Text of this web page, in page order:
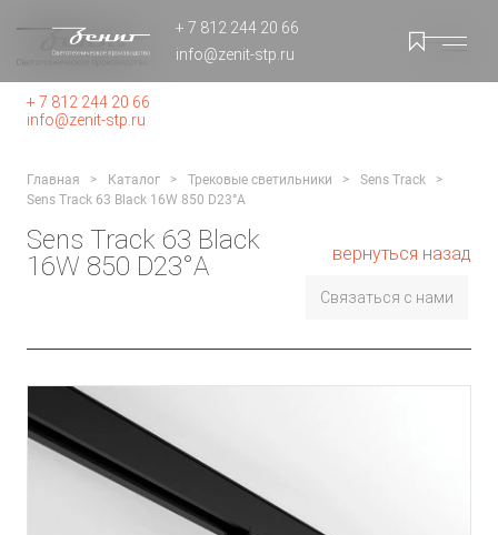
+ 7 812 244 20 66
info@zenit-stp.ru
+ 7 812 244 20 66
info@zenit-stp.ru
Главная Каталог Трековые светильники
Sens Track
Sens Track 63 Black 16W 850 D23°A
Sens Track 63 Black
16W 850 D23°A
Связаться с нами
вернуться назад